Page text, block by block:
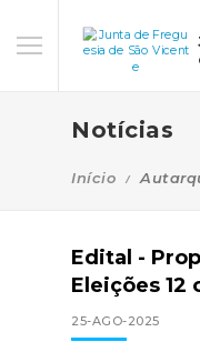
Notícias
Início
Edital -
Eleições 12
25-AGO-2025